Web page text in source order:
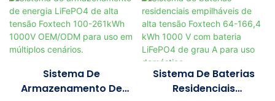
Sistema De
Armazenamento De
Sistema De Baterias
Residenciais